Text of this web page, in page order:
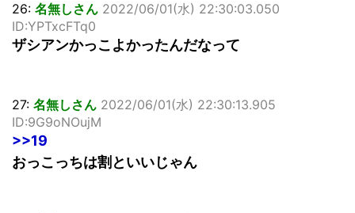
26: 名無しさん 2022/06/01(水) 22:30:03.050
ID:YPTxcFTq0
ザシアンかっこよかったんだなって
27: 名無しさん 2022/06/01(水) 22:30:13.905
ID:9G9oNOujM
>>19
おっこっちは割といいじゃん